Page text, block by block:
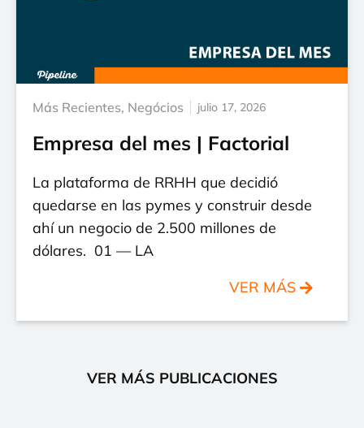
Más Recientes, Negócios julio 17, 2026
Empresa del mes | Factorial
La plataforma de RRHH que decidió
quedarse en las pymes y construir desde
ahí un negocio de 2.500 millones de
dólares. 01 — LA
VER MÁS
VER MÁS PUBLICACIONES